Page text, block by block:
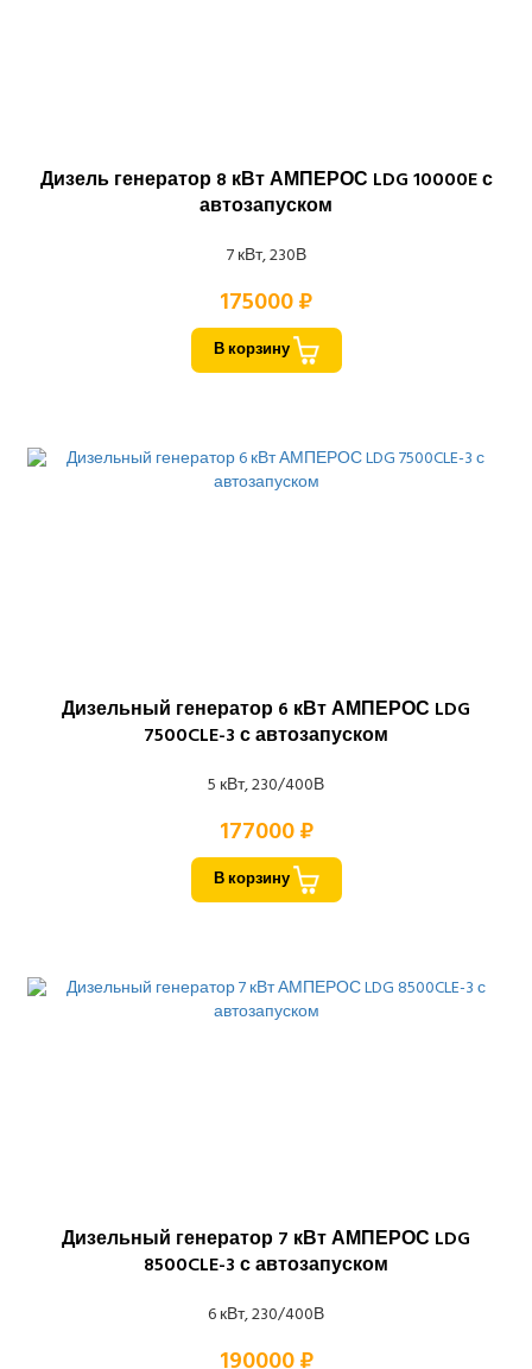
Дизель генератор 8 кВт АМПЕРОС LDG 10000E с
автозапуском
7 кВт, 230В
175000 ₽
В корзину
Дизельный генератор 6 кВт АМПЕРОС LDG
7500CLE-3 с автозапуском
5 кВт, 230/400В
177000 ₽
В корзину
Дизельный генератор 7 кВт АМПЕРОС LDG
8500CLE-3 с автозапуском
6 кВт, 230/400В